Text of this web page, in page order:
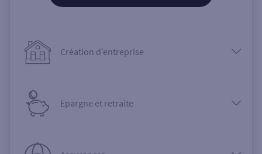
Création d’entreprise
Epargne et retraite